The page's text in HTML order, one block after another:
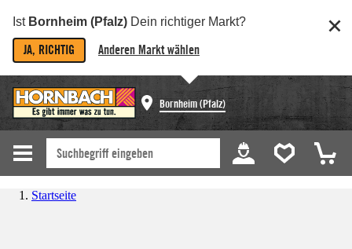
Ist Bornheim (Pfalz) Dein richtiger Markt?
JA, RICHTIG Anderen Markt wählen
Bornheim (Pfalz)
Startseite